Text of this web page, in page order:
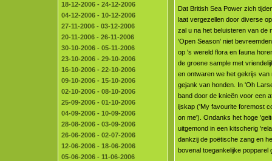
18-12-2006 - 24-12-2006
04-12-2006 - 10-12-2006
27-11-2006 - 03-12-2006
20-11-2006 - 26-11-2006
30-10-2006 - 05-11-2006
23-10-2006 - 29-10-2006
16-10-2006 - 22-10-2006
09-10-2006 - 15-10-2006
02-10-2006 - 08-10-2006
25-09-2006 - 01-10-2006
04-09-2006 - 10-09-2006
28-08-2006 - 03-09-2006
26-06-2006 - 02-07-2006
12-06-2006 - 18-06-2006
05-06-2006 - 11-06-2006
Dat British Sea Power zich
laat vergezellen door diverse
zal u na het beluisteren van de
'Open Season' niet
op 's wereld flora en fauna
de groene sample met
en ontwaren we het gekrijs van
gejank van honden. In 'Oh
band door de knieën voor een
ijskap ('My favourite foremost
on me'). Ondanks het hoge
uitgemond in een kitscherig
dankzij de poëtische zang en
bovenal toegankelijke popparel